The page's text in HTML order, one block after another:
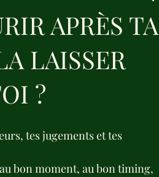
APRÈS TA
LAISSER
?
tes jugements et tes
bon moment, au bon timing,